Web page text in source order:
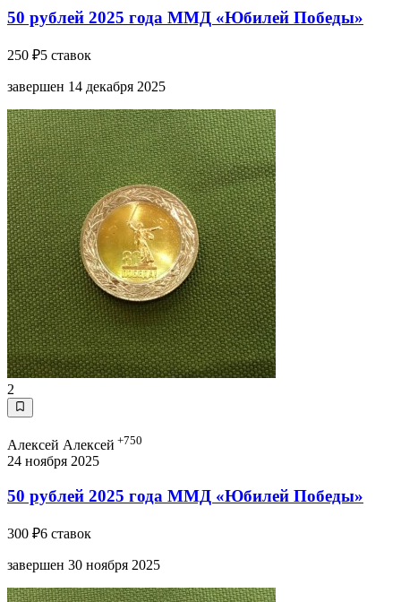
50 рублей 2025 года ММД «Юбилей Победы»
250 ₽5 ставок
завершен 14 декабря 2025
2
Алексей Алексей +750
24 ноября 2025
50 рублей 2025 года ММД «Юбилей Победы»
300 ₽6 ставок
завершен 30 ноября 2025